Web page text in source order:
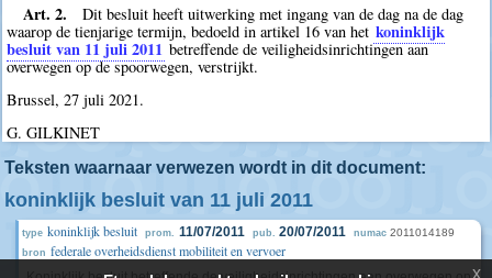
Art. 2.
Dit besluit heeft uitwerking met ingang van de dag na de dag
waarop de tienjarige termijn, bedoeld in artikel 16 van het koninklijk
besluit van 11 juli 2011 betreffende de veiligheidsinrichtingen aan
overwegen op de spoorwegen, verstrijkt.
Brussel, 27 juli 2021.
G. GILKINET
Teksten waarnaar verwezen wordt in dit document:
koninklijk besluit van 11 juli 2011
type koninklijk besluit prom. 11/07/2011 pub. 20/07/2011 numac 2011014189
bron federale overheidsdienst mobiliteit en vervoer
x